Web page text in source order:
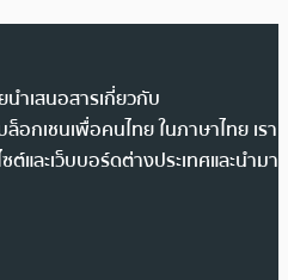
ำเสนอสารเกี่ยวกับ
อกเชนเพื่อคนไทย ในภาษาไทย เรา
และเว็บบอร์ดต่างประเทศและนำมา